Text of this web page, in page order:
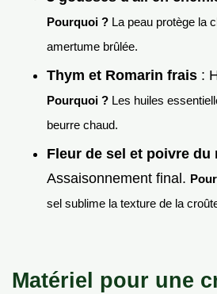
Pourquoi ? La peau protège la
amertume brûlée.
Thym et Romarin frais :
Pourquoi ? Les huiles
beurre chaud.
Fleur de sel et poivre du
Assaisonnement final.
sel sublime la texture de la
Matériel pour une